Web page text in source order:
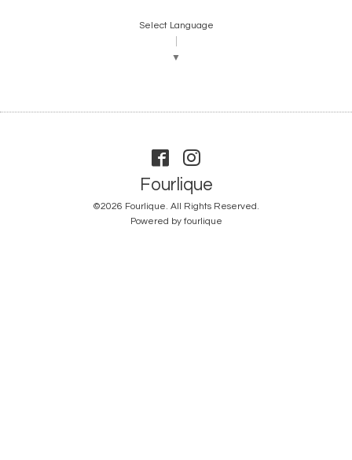
Select Language
▼
Fourlique
©2026 Fourlique. All Rights Reserved.
Powered by fourlique